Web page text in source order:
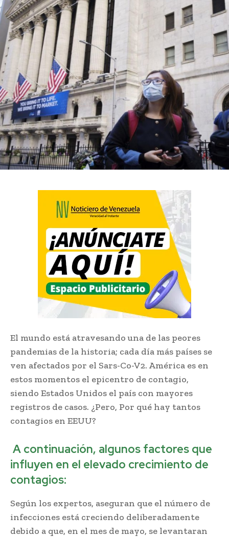
El mundo está atravesando una de las peores
pandemias de la historia; cada día más países se
ven afectados por el Sars-Co-V2. América es en
estos momentos el epicentro de contagio,
siendo Estados Unidos el país con mayores
registros de casos. ¿Pero, Por qué hay tantos
contagios en EEUU?
A continuación, algunos factores que
influyen en el elevado crecimiento de
contagios:
Según los expertos, aseguran que el número de
infecciones está creciendo deliberadamente
debido a que, en el mes de mayo, se levantaran